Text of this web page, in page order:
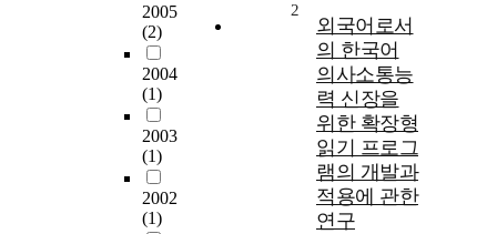
2005
(2)
2004
(1)
2003
(1)
2002
(1)
2
외국어로서
의 한국어
의사소통능
력 신장을
위한 확장형
읽기 프로그
램의 개발과
적용에 관한
연구